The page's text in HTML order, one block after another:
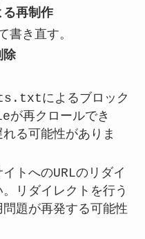
る再制作
書き直す。
除
によるブロック
再クロールでき
る可能性がありま
トへのURLのリダイ
リダイレクトを行う
題が再発する可能性